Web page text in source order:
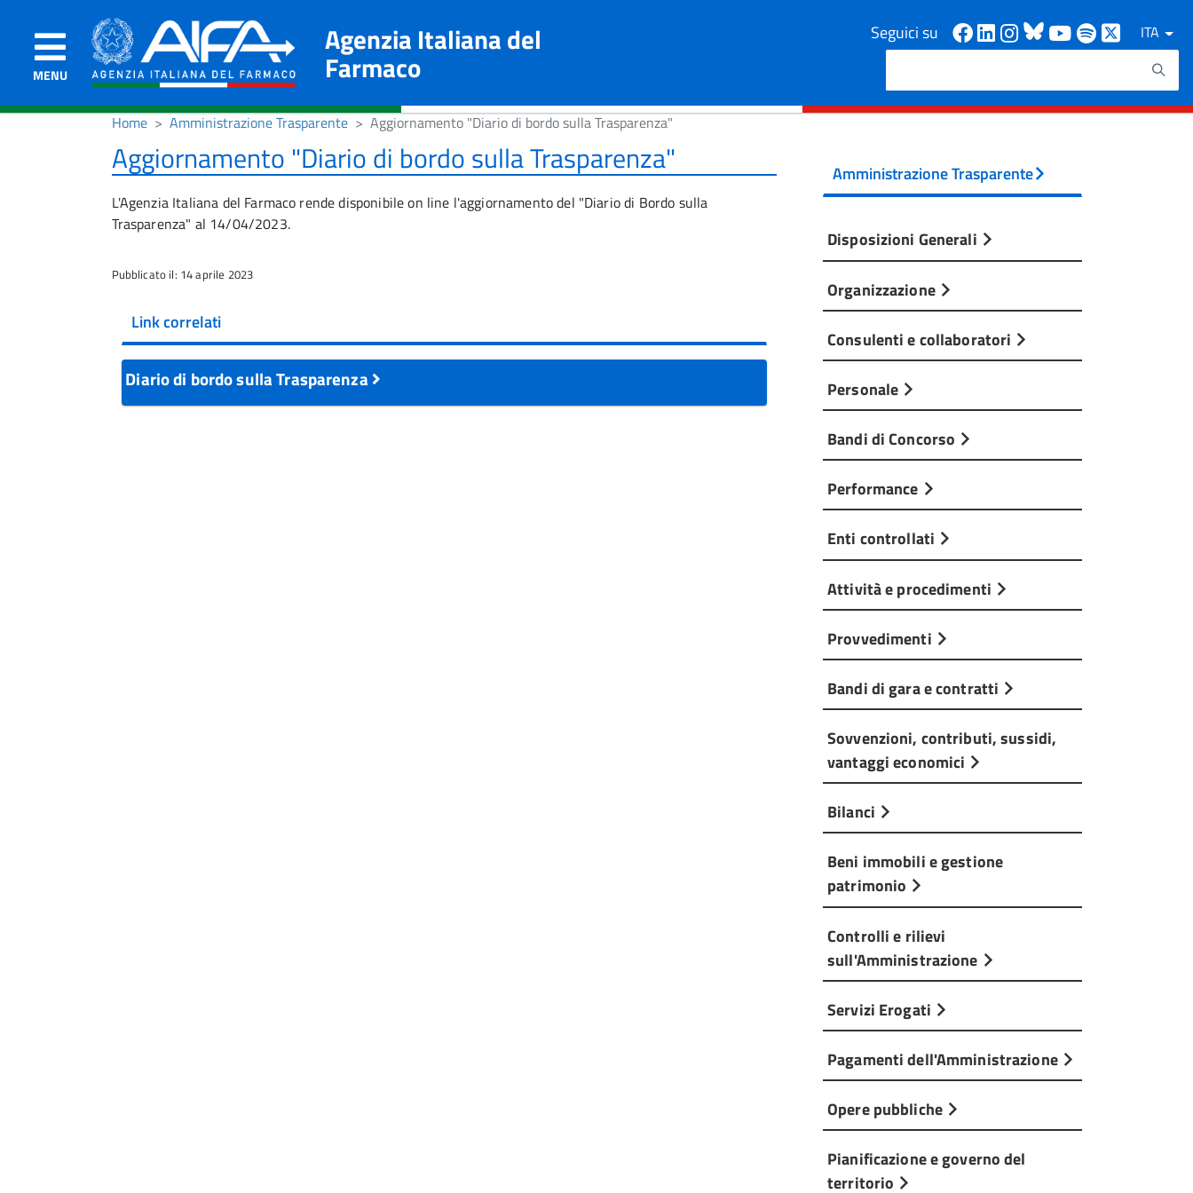
MENU
Agenzia Italiana del
Farmaco
Seguici su Facebook
Linkedin
Instagram
Bluesky
Youtube
Spotify
ITA
Cerca
Home Amministrazione Trasparente Aggiornamento "Diario di bordo sulla Trasparenza"
Aggiornamento "Diario di bordo sulla Trasparenza"
L'Agenzia Italiana del Farmaco rende disponibile on line l'aggiornamento del "Diario di Bordo sulla
Trasparenza" al 14/04/2023.
Pubblicato il: 14 aprile 2023
Link correlati
Diario di bordo sulla Trasparenza
Amministrazione Trasparente
Disposizioni Generali
Organizzazione
Consulenti e collaboratori
Personale
Bandi di Concorso
Performance
Enti controllati
Attività e procedimenti
Provvedimenti
Bandi di gara e contratti
Sovvenzioni, contributi, sussidi,
vantaggi economici
Bilanci
Beni immobili e gestione
patrimonio
Controlli e rilievi
sull'Amministrazione
Servizi Erogati
Pagamenti dell'Amministrazione
Opere pubbliche
Pianificazione e governo del
territorio